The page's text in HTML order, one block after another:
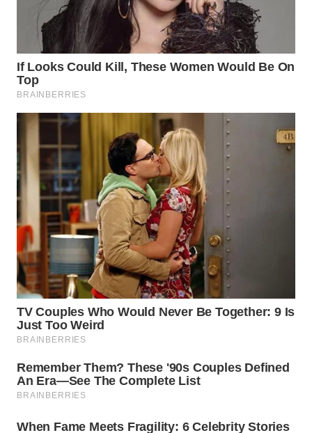
DANAU
TOBA
NIAS
WN
LANGKAT
WN
TAPANULI
SELATAN
WN
TANJUNG
LESUNG
WN
KARO
WN
SIMALUNGUN
WN